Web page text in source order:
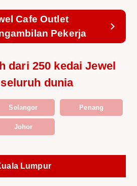
Cafe Outlet
Pekerja
dari 250 kedai Jewel
dunia
Selangor Penang
Johor
Lumpur